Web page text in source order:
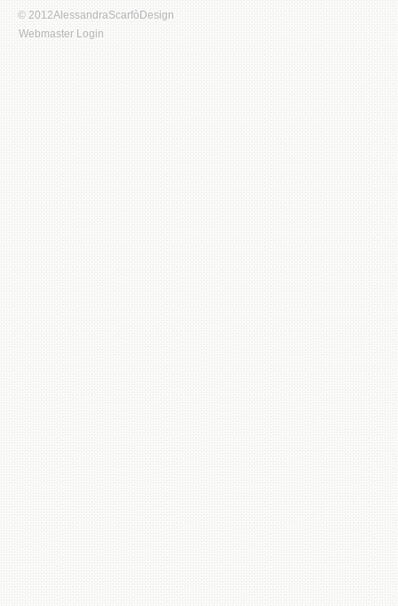
© 2012AlessandraScarfòDesign
Webmaster Login